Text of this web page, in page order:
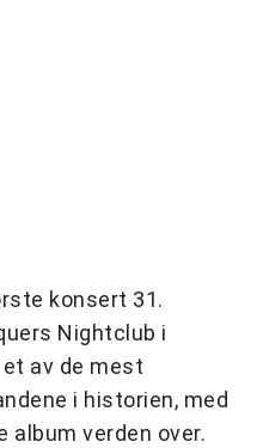
konsert 31.
Nightclub i
et av de mest
i historien, med
album verden over.